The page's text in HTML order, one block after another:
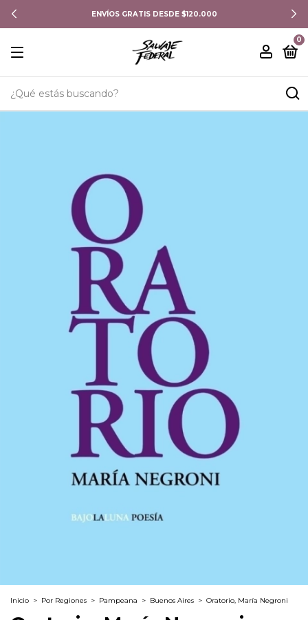
ENVÍOS GRATIS DESDE $120.000
0
Inicio > Por Regiones > Pampeana > Buenos Aires > Oratorio, María Negroni